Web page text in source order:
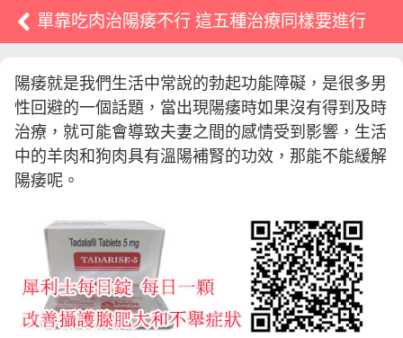
單靠吃肉治陽痿不行 這五種治療同樣要進行
陽痿就是我們生活中常說的勃起功能障礙，是很多男
性回避的一個話題，當出現陽痿時如果沒有得到及時
治療，就可能會導致夫妻之間的感情受到影響，生活
中的羊肉和狗肉具有溫陽補腎的功效，那能不能緩解
陽痿呢。